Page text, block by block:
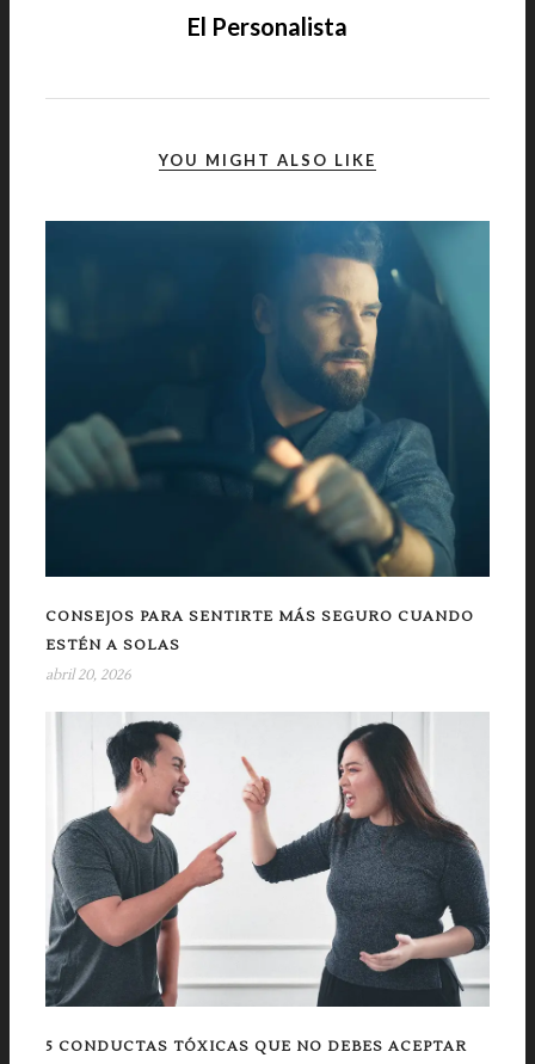
El Personalista
YOU MIGHT ALSO LIKE
CONSEJOS PARA SENTIRTE MÁS SEGURO CUANDO
ESTÉN A SOLAS
abril 20, 2026
5 CONDUCTAS TÓXICAS QUE NO DEBES ACEPTAR